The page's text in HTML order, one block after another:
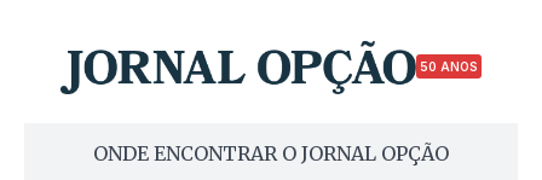
50 ANOS
ONDE ENCONTRAR O JORNAL OPÇÃO